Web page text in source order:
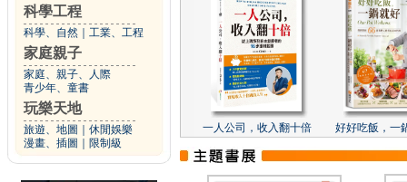
科學工程
科學、自然 工業、工程
家庭親子
家庭、親子、人際
青少年、童書
玩樂天地
旅遊、地圖
休閒娛樂
漫畫、插圖
限制級
一人公司，收入翻十倍 好好吃飯，一